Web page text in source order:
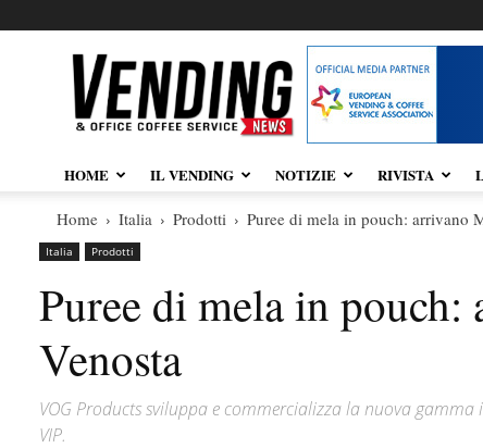
Vendingnews.it
HOME IL VENDING NOTIZIE RIVISTA
Home Italia Prodotti Puree di mela in pouch: arrivano
Italia Prodotti
Puree di mela in
Venosta
VOG Products sviluppa e commercializza la nuova
VIP.